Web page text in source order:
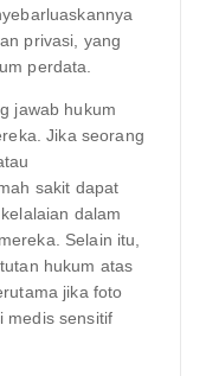
privasi, yang
perdata.
jawab hukum
Jika seorang
sakit dapat
dalam
Selain itu,
hukum atas
jika foto
medis sensitif